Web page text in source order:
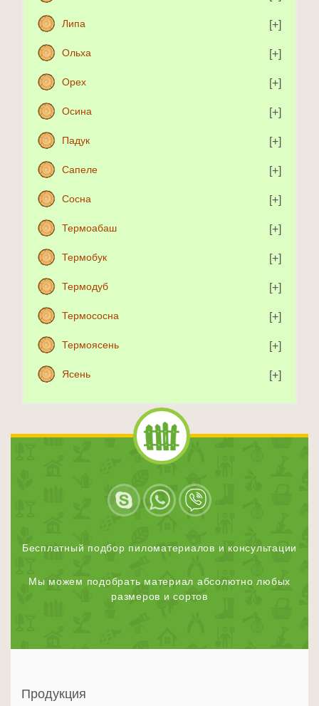
Липа
Ольха
Орех
Осина
Падук
Сапеле
Сосна
Термоабаш
Термобук
Термодуб
Термососна
Термоясень
Ясень
Бесплатный подбор пиломатериалов и консультации
Мы можем подобрать материал абсолютно любых
размеров и сортов
Продукция